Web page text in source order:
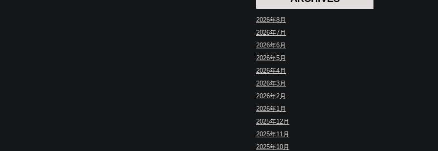
2026年8月
2026年7月
2026年6月
2026年5月
2026年4月
2026年3月
2026年2月
2026年1月
2025年12月
2025年11月
2025年10月